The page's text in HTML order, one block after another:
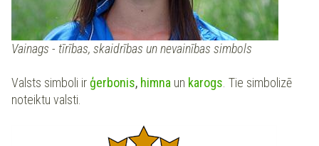
Vainags - tīrības, skaidrības un nevainības simbols
Valsts simboli irģerbonis, himna un karogs. Tie simbolizē
noteiktu valsti.